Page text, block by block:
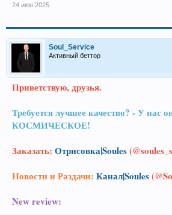
24 июн 2025
Soul_Service
Активный беттор
Приветствую, друзья.
Требуется лучшее качество? - У нас
КОСМИЧЕСКОЕ!
Заказать: Отрисовка|Soules
Новости и Раздачи: Канал|Soules
New review: